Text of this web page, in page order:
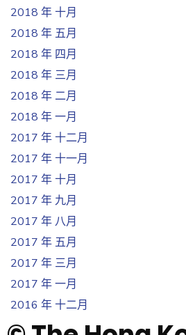
2018 年 十月
2018 年 五月
2018 年 四月
2018 年 三月
2018 年 二月
2018 年 一月
2017 年 十二月
2017 年 十一月
2017 年 十月
2017 年 九月
2017 年 八月
2017 年 五月
2017 年 三月
2017 年 一月
2016 年 十二月